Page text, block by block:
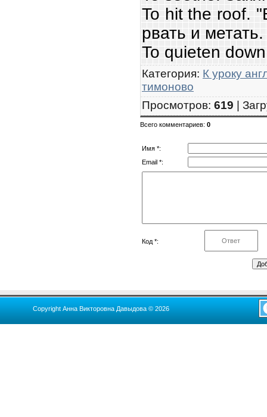
To hit the roof.
рвать и метать.
To quieten
Категория: К уроку
тимоново
Просмотров: 619 |
Всего комментариев: 0
Имя *:
Email *:
Код *:
Copyright Анна Викторовна Давыдова © 2026